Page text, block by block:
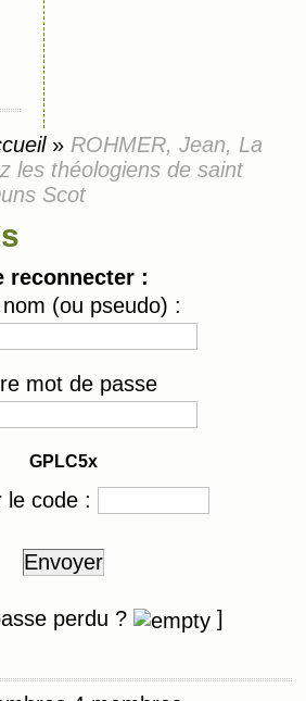
» ROHMER, Jean, La
les théologiens de saint
Scot
reconnecter :
(ou pseudo) :
mot de passe
GPLC5x
le code :
Envoyer
perdu ? ]